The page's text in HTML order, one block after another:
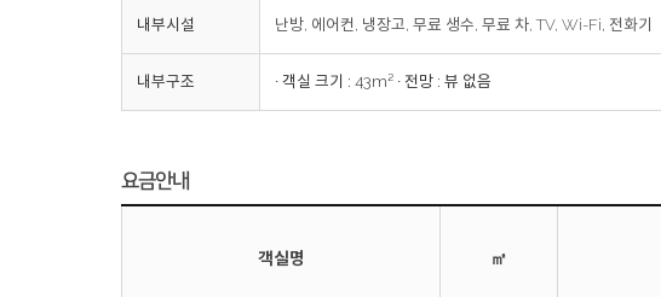
내부시설 난방, 에어컨, 냉장고, 무료 생수, 무료 차, TV, Wi-Fi, 전화기
내부구조 ∙ 객실 크기 : 43m² ∙ 전망 : 뷰 없음
요금안내
객실명 ㎡